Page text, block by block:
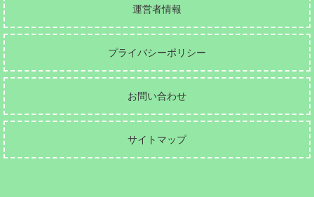
運営者情報
プライバシーポリシー
お問い合わせ
サイトマップ